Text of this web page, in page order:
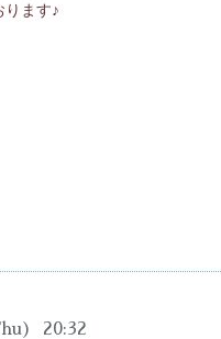
ります♪
20:32